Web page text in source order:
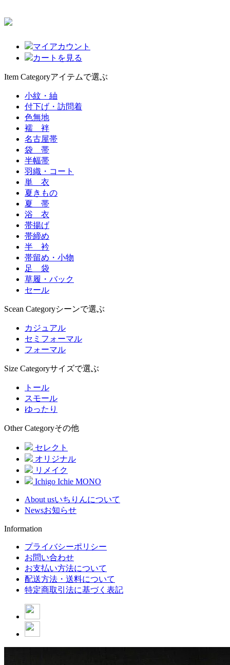
マイアカウント
カートを見る
Item Categoryアイテムで選ぶ
小紋・紬
付下げ・訪問着
色無地
襦 袢
名古屋帯
袋 帯
半幅帯
羽織・コート
単 衣
夏きもの
夏 帯
浴 衣
帯揚げ
帯締め
半 衿
帯留め・小物
足 袋
草履・バック
セール
Scean Categoryシーンで選ぶ
カジュアル
セミフォーマル
フォーマル
Size Categoryサイズで選ぶ
トール
スモール
ゆったり
Other Categoryその他
セレクト
オリジナル
リメイク
Ichigo Ichie MONO
About usいちりんについて
Newsお知らせ
Information
プライバシーポリシー
お問い合わせ
お支払い方法について
配送方法・送料について
特定商取引法に基づく表記